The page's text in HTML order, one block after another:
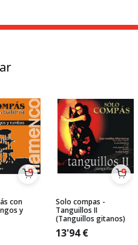
con
y
Solo compas -
Tanguillos II
(Tanguillos gitanos)
13'94€